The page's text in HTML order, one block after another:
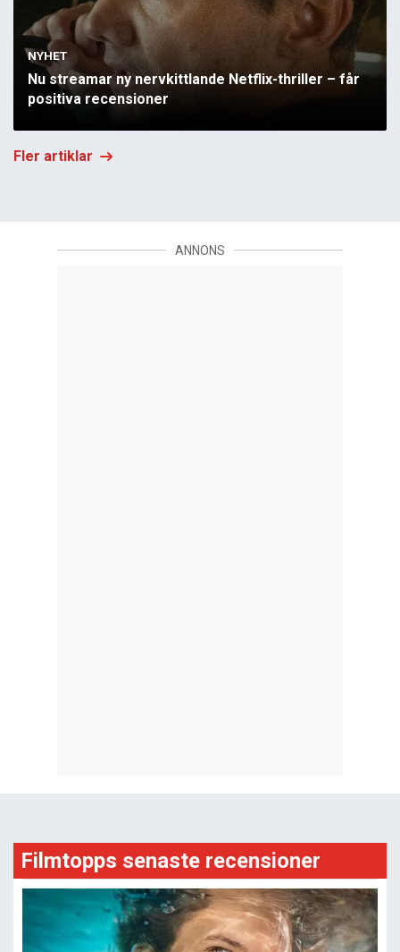
NYHET
Nu streamar ny nervkittlande Netflix-thriller – får
positiva recensioner
Fler artiklar
ANNONS
Filmtopps senaste recensioner